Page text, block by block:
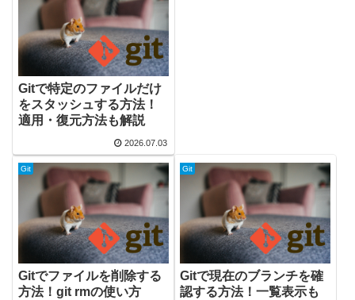
Gitで特定のファイルだけ
をスタッシュする方法！
適用・復元方法も解説
2026.07.03
Git
Gitでファイルを削除する
方法！git rmの使い方
Git
Gitで現在のブランチを確
認する方法！一覧表示も